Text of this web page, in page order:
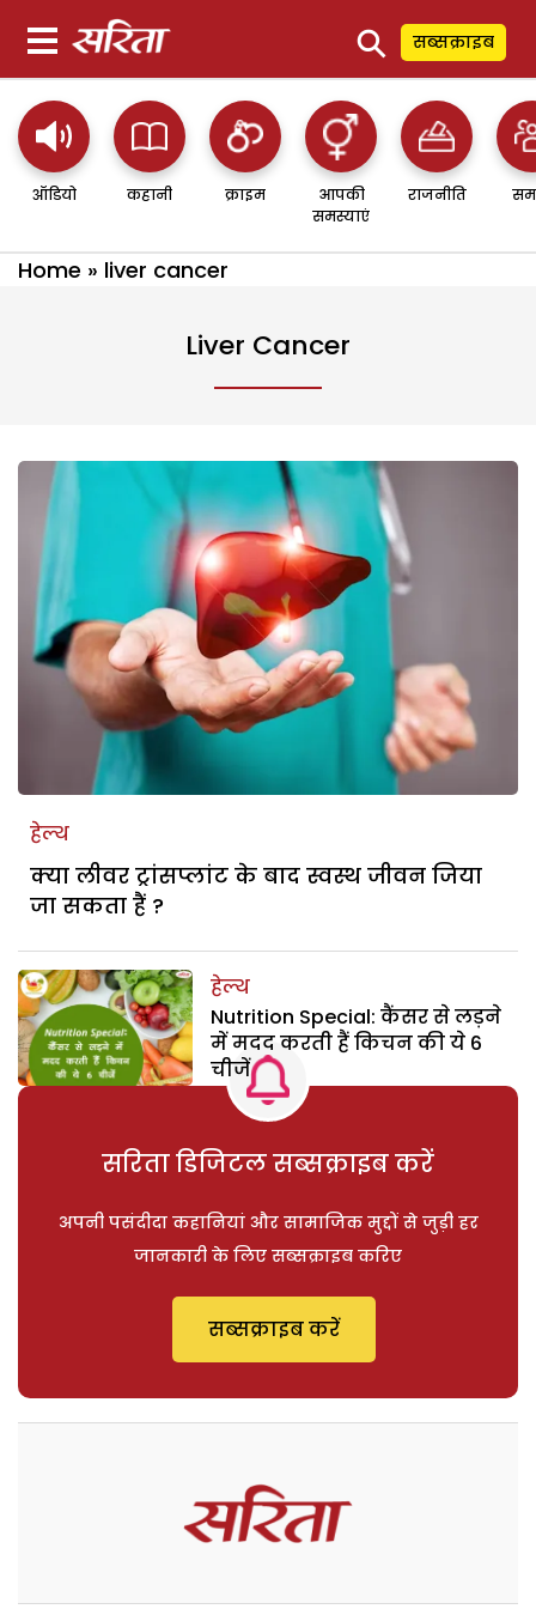
⚲ सब्सक्राइब
ऑडियो कहानी क्राइम
आपकी
समस्याएं
राजनीति
Home » liver cancer
Liver Cancer
हेल्थ
क्या लीवर ट्रांसप्लांट के बाद स्वस्थ जीवन जिया
जा सकता हैं ?
हेल्थ
Nutrition Special: कैंसर से लड़ने
में मदद करती हैं किचन की ये 6
चीजें
सरिता डिजिटल सब्सक्राइब करें
अपनी पसंदीदा कहानियां और सामाजिक मुद्दों से जुड़ी हर
जानकारी के लिए सब्सक्राइब करिए
सब्सक्राइब करें